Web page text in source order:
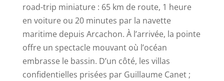
road-trip miniature : 65 km de route, 1 heure
en voiture ou 20 minutes par la navette
maritime depuis Arcachon. À l’arrivée, la pointe
offre un spectacle mouvant où l’océan
embrasse le bassin. D’un côté, les villas
confidentielles prisées par Guillaume Canet ;